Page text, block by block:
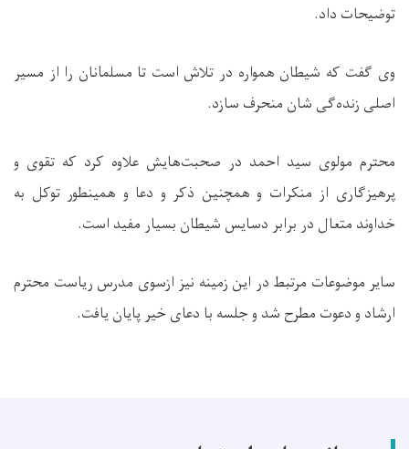
توضیحات داد.
وی گفت که شیطان همواره در تلاش است تا مسلمانان را از مسیر
اصلی زنده‌گی شان منحرف سازد.
محترم مولوی سید احمد در صحبت‌هایش علاوه کرد که تقوی و
پرهیزگاری از منکرات و همچنین ذکر و دعا و همینطور توکل به
خداوند متعال در برابر دسایس شیطان بسیار مفید است.
سایر موضوعات مرتبط در این زمینه نیز ازسوی مدرس ریاست محترم
ارشاد و دعوت مطرح شد و جلسه با دعای خیر پایان یافت.